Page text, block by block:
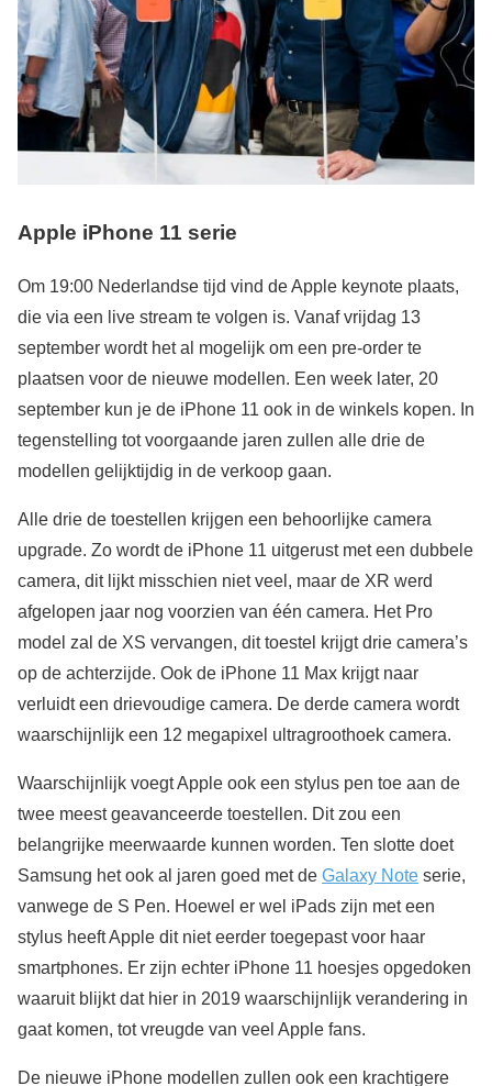
Apple iPhone 11 serie
Om 19:00 Nederlandse tijd vind de Apple keynote plaats,
die via een live stream te volgen is. Vanaf vrijdag 13
september wordt het al mogelijk om een pre-order te
plaatsen voor de nieuwe modellen. Een week later, 20
september kun je de iPhone 11 ook in de winkels kopen. In
tegenstelling tot voorgaande jaren zullen alle drie de
modellen gelijktijdig in de verkoop gaan.
Alle drie de toestellen krijgen een behoorlijke camera
upgrade. Zo wordt de iPhone 11 uitgerust met een dubbele
camera, dit lijkt misschien niet veel, maar de XR werd
afgelopen jaar nog voorzien van één camera. Het Pro
model zal de XS vervangen, dit toestel krijgt drie camera’s
op de achterzijde. Ook de iPhone 11 Max krijgt naar
verluidt een drievoudige camera. De derde camera wordt
waarschijnlijk een 12 megapixel ultragroothoek camera.
Waarschijnlijk voegt Apple ook een stylus pen toe aan de
twee meest geavanceerde toestellen. Dit zou een
belangrijke meerwaarde kunnen worden. Ten slotte doet
Samsung het ook al jaren goed met de Galaxy Note serie,
vanwege de S Pen. Hoewel er wel iPads zijn met een
stylus heeft Apple dit niet eerder toegepast voor haar
smartphones. Er zijn echter iPhone 11 hoesjes opgedoken
waaruit blijkt dat hier in 2019 waarschijnlijk verandering in
gaat komen, tot vreugde van veel Apple fans.
De nieuwe iPhone modellen zullen ook een krachtigere